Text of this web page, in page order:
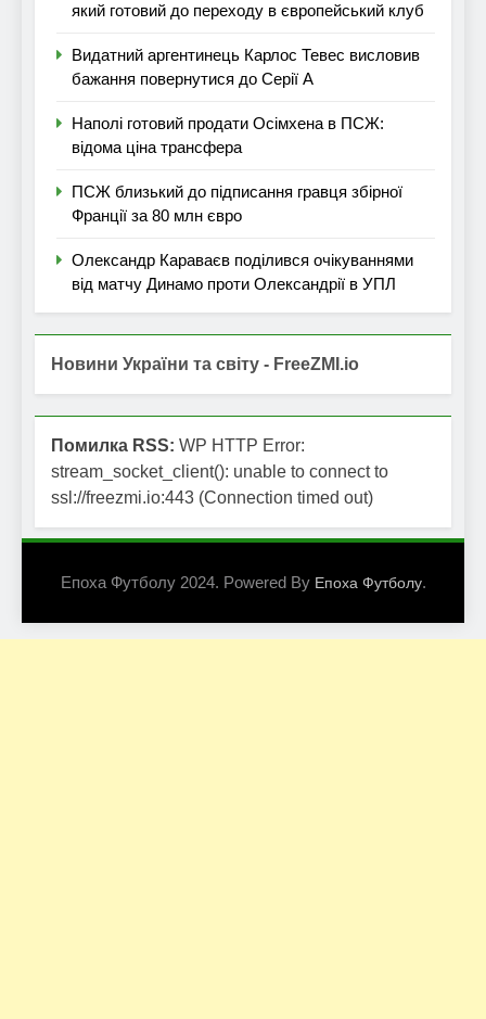
який готовий до переходу в європейський клуб
Видатний аргентинець Карлос Тевес висловив
бажання повернутися до Серії А
Наполі готовий продати Осімхена в ПСЖ:
відома ціна трансфера
ПСЖ близький до підписання гравця збірної
Франції за 80 млн євро
Олександр Караваєв поділився очікуваннями
від матчу Динамо проти Олександрії в УПЛ
Новини України та світу - FreeZMI.io
Помилка RSS: WP HTTP Error:
stream_socket_client(): unable to connect to
ssl://freezmi.io:443 (Connection timed out)
Епоха Футболу 2024. Powered By Епоха Футболу.